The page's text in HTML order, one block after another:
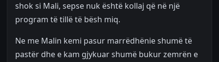
shok si Mali, sepse nuk është kollaj që në një
program të tillë të bësh miq.
Ne me Malin kemi pasur marrëdhënie shumë të
pastër dhe e kam gjykuar shumë bukur zemrën e